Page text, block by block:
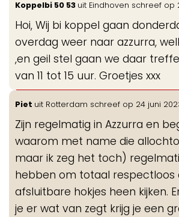
gastenboek-
lijst
Koppelbi 50 53 uit Eindhoven schreef op
Hoi, Wij bi koppel gaan
overdag weer naar azzurra,
,en geil stel gaan we daar
van 11 tot 15 uur. Groetjes xxx
Piet uit Rotterdam schreef op 24 juni
Zijn regelmatig in Azzurra en
waarom met name die
maar ik zeg het toch)
hebben om totaal respectloos
afsluitbare hokjes heen kijken.
je er wat van zegt krijg je een